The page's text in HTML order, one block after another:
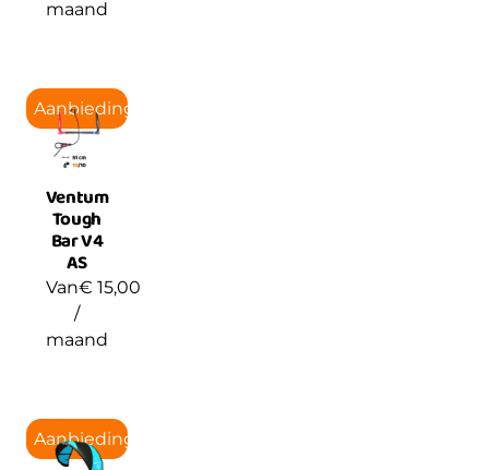
maand
Aanbieding!
Ventum
Tough
Bar V4
AS
Van€ 15,00
/
maand
Aanbieding!